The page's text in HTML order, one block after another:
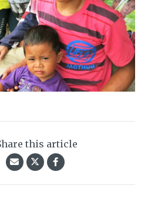
this article